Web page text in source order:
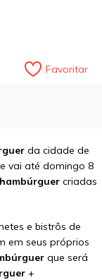
Favoritar
da cidade de
vai até domingo 8
hambúrguer criadas
e bistrôs de
em seus próprios
que será
+